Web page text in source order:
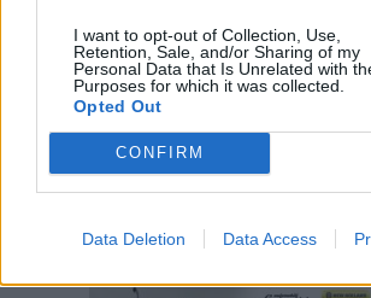
I want to opt-out of Collection, Use,
Retention, Sale, and/or Sharing of my
Personal Data that Is Unrelated with
Purposes for which it was collected.
Opted Out
CONFIRM
Data Deletion Data Access